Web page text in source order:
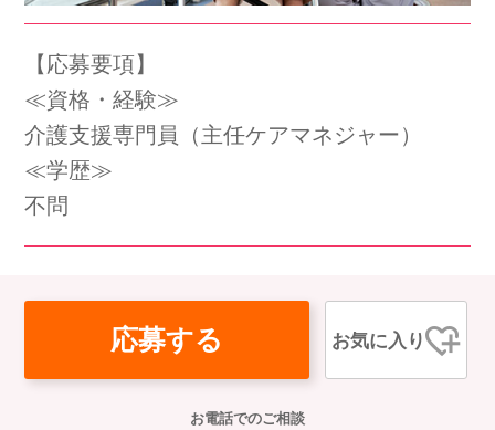
支店連絡先一覧
会社概要
お知らせ
【応募要項】
≪資格・経験≫
介護支援専門員（主任ケアマネジャー）
≪学歴≫
不問
応募する お気に入り
お電話でのご相談